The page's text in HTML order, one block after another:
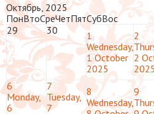
Октябрь, 2025
ПонВтоСреЧетПятСубВос
29
30
1
Wednesday,
1 October
2025
2
2
2025
6
Monday,
6
7
Tuesday,
7
8
Wednesday,
9